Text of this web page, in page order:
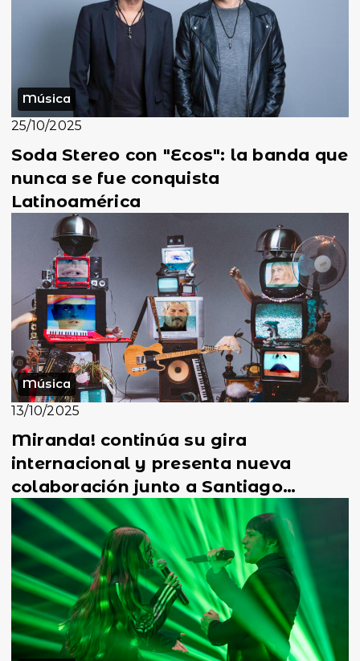
Música
25/10/2025
Soda Stereo con "Ecos": la banda que
nunca se fue conquista
Latinoamérica
Música
13/10/2025
Miranda! continúa su gira
internacional y presenta nueva
colaboración junto a Santiago
Motorizado